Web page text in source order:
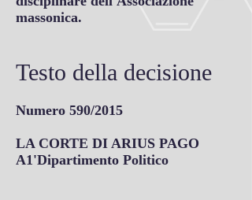
massonica.
Testo della decisione
Numero 590/2015
LA CORTE DI ARIUS PAGO
A1'Dipartimento Politico